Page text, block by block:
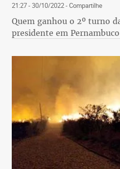
21:27 - 30/10/2022- Compartilhe
Quem ganhou o 2º turno
presidente em Pernambuco